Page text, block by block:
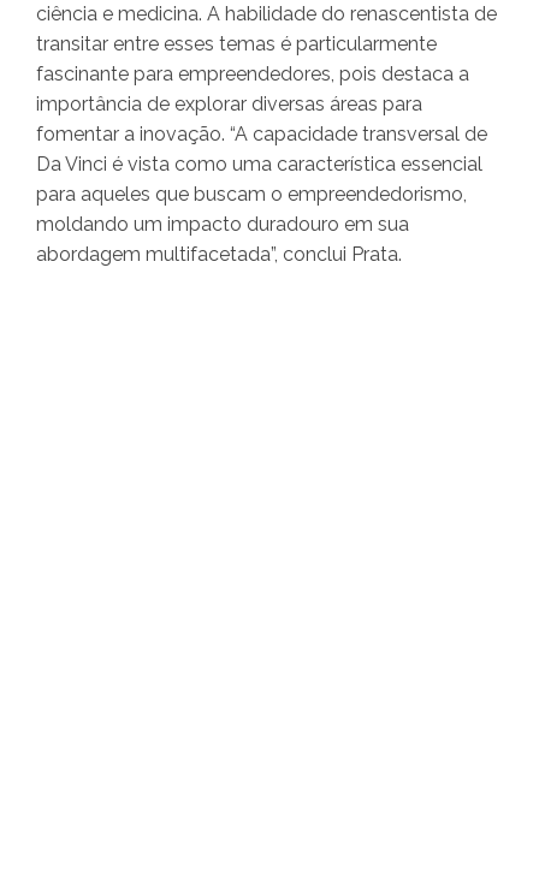
ciência e medicina. A habilidade do renascentista de
transitar entre esses temas é particularmente
fascinante para empreendedores, pois destaca a
importância de explorar diversas áreas para
fomentar a inovação. “A capacidade transversal de
Da Vinci é vista como uma característica essencial
para aqueles que buscam o empreendedorismo,
moldando um impacto duradouro em sua
abordagem multifacetada”, conclui Prata.